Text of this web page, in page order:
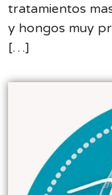
tratamientos
y hongos muy
[…]